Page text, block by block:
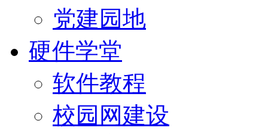
党建园地
硬件学堂
软件教程
校园网建设